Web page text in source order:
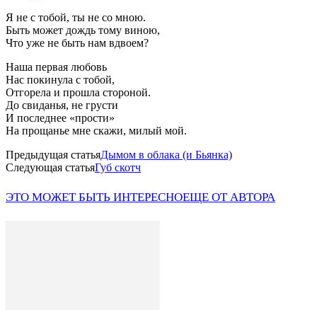
Я не с тобой, ты не со мною.
Быть может дождь тому виною,
Что уже не быть нам вдвоем?
Наша первая любовь
Нас покинула с тобой,
Отгорела и прошла стороной.
До свиданья, не грусти
И последнее «прости»
На прощанье мне скажи, милый мой.
Предыдущая статьяДымом в облака (и Бьянка)
Следующая статьяГуб скотч
ЭТО МОЖЕТ БЫТЬ ИНТЕРЕСНОЕЩЕ ОТ АВТОРА